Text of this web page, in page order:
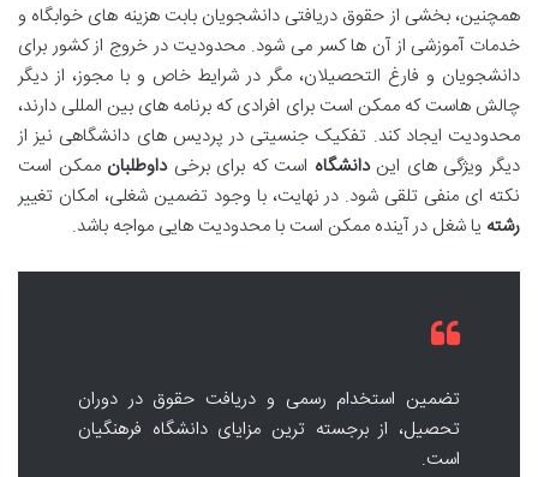
همچنین، بخشی از حقوق دریافتی دانشجویان بابت هزینه های خوابگاه و
خدمات آموزشی از آن ها کسر می شود. محدودیت در خروج از کشور برای
دانشجویان و فارغ التحصیلان، مگر در شرایط خاص و با مجوز، از دیگر
چالش هاست که ممکن است برای افرادی که برنامه های بین المللی دارند،
محدودیت ایجاد کند. تفکیک جنسیتی در پردیس های دانشگاهی نیز از
دیگر ویژگی های ایندانشگاه است که برای برخیداوطلبان ممکن است
نکته ای منفی تلقی شود. در نهایت، با وجود تضمین شغلی، امکان تغییر
رشته یا شغل در آینده ممکن است با محدودیت هایی مواجه باشد.
تضمین استخدام رسمی و دریافت حقوق در دوران
تحصیل، از برجسته ترین مزایای دانشگاه فرهنگیان
است.